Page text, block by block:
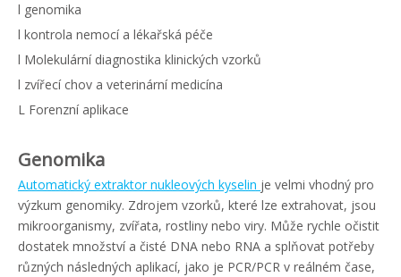
l genomika
l kontrola nemocí a lékařská péče
l Molekulární diagnostika klinických vzorků
l zvířecí chov a veterinární medicína
L Forenzní aplikace
Genomika
Automatický extraktor nukleových kyselin je velmi vhodný pro
výzkum genomiky. Zdrojem vzorků, které lze extrahovat, jsou
mikroorganismy, zvířata, rostliny nebo viry. Může rychle očistit
dostatek množství a čisté DNA nebo RNA a splňovat potřeby
různých následných aplikací, jako je PCR/PCR v reálném čase,